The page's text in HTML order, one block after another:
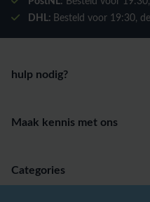
DHL: Besteld voor 19:30,
hulp nodig?
Maak kennis met ons
Categories